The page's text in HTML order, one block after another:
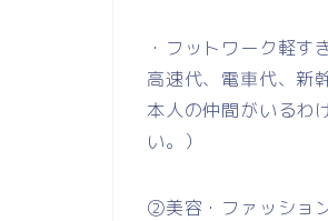
・フットワーク軽す
高速代、電車代、新
本人の仲間がいるわ
い。）
②美容・ファッショ